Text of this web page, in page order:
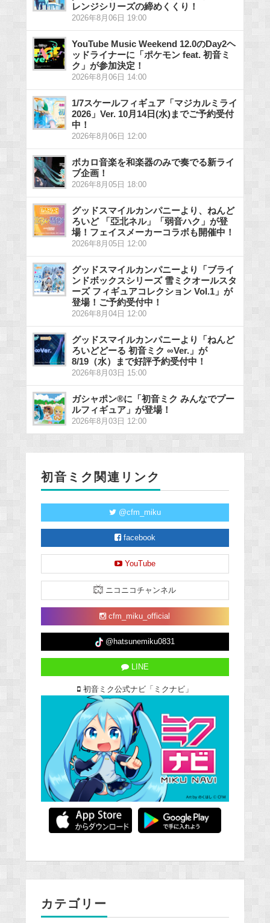
レンジシリーズの締めくくり！
2026年8月06日 19:00
YouTube Music Weekend 12.0のDay2ヘ
ッドライナーに「ポケモン feat. 初音ミ
ク」が参加決定！
2026年8月06日 14:00
1/7スケールフィギュア「マジカルミライ
2026」Ver. 10月14日(水)までご予約受付
中！
2026年8月06日 12:00
ボカロ音楽を和楽器のみで奏でる新ライ
ブ企画！
2026年8月05日 18:00
グッドスマイルカンパニーより、ねんど
ろいど 「亞北ネル」「弱音ハク」が登
場！フェイスメーカーコラボも開催中！
2026年8月05日 12:00
グッドスマイルカンパニーより「ブライ
ンドボックスシリーズ 雪ミクオールスタ
ーズ フィギュアコレクション Vol.1」が
登場！ご予約受付中！
2026年8月04日 12:00
グッドスマイルカンパニーより「ねんど
ろいどどーる 初音ミク ∞Ver.」が
8/19（水）まで好評予約受付中！
2026年8月03日 15:00
ガシャポン®に「初音ミク みんなでプー
ルフィギュア」が登場！
2026年8月03日 12:00
初音ミク関連リンク
@cfm_miku
facebook
YouTube
ニコニコチャンネル
cfm_miku_official
@hatsunemiku0831
LINE
初音ミク公式ナビ「ミクナビ」
カテゴリー